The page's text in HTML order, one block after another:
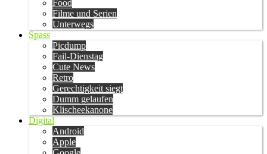
Food
Filme und Serien
Unterwegs
Spass
Picdump
Fail-Dienstag
Cute News
Retro
Gerechtigkeit siegt
Dumm gelaufen
Klischeekanone
Digital
Android
Apple